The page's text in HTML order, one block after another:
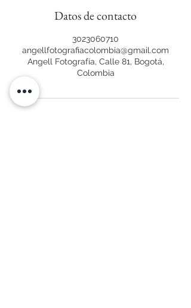
Datos de contacto
3023060710
angellfotografiacolombia@gmail.com
Angell Fotografía, Calle 81, Bogotá,
Colombia